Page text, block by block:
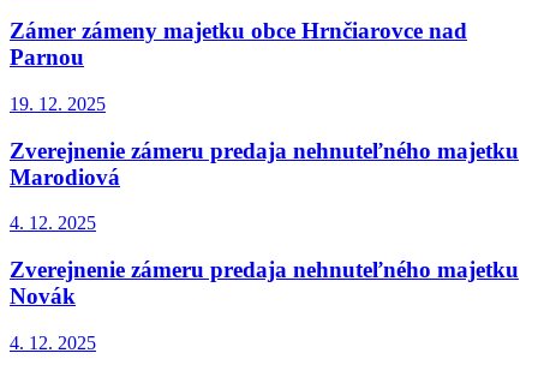
Zámer zámeny majetku obce Hrnčiarovce nad
Parnou
19. 12. 2025
Zverejnenie zámeru predaja nehnuteľného majetku
Marodiová
4. 12. 2025
Zverejnenie zámeru predaja nehnuteľného majetku
Novák
4. 12. 2025